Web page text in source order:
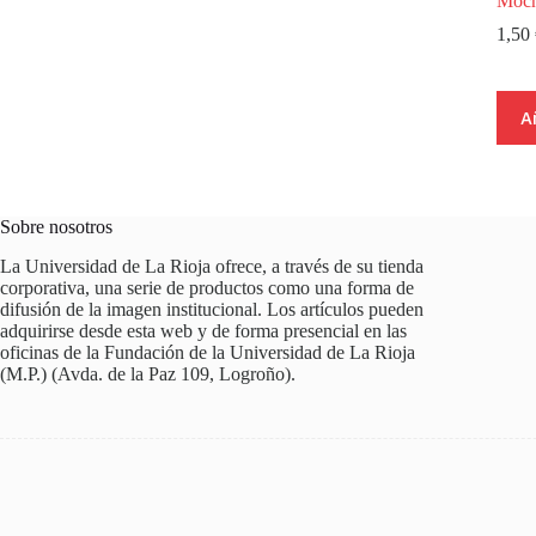
1,50
Sobre nosotros
La Universidad de La Rioja ofrece, a través de su tienda
corporativa, una serie de productos como una forma de
difusión de la imagen institucional. Los artículos pueden
adquirirse desde esta web y de forma presencial en las
oficinas de la Fundación de la Universidad de La Rioja
(M.P.) (Avda. de la Paz 109, Logroño).